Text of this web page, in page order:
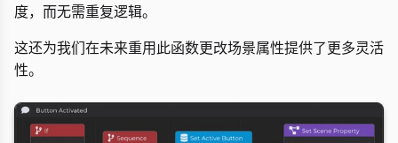
度，而无需重复逻辑。
这还为我们在未来重用此函数更改场景属性提供了更多灵活
性。